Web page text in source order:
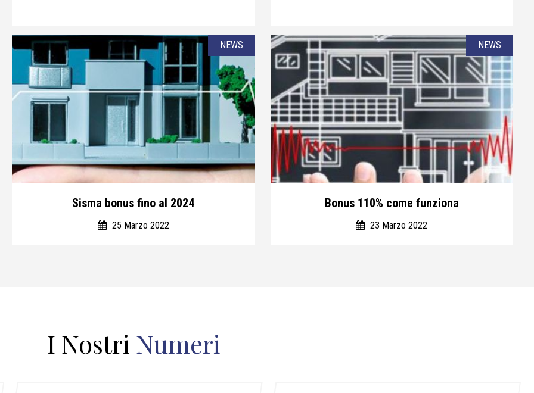
NEWS
Sisma bonus fino al 2024
25 Marzo 2022
NEWS
Bonus 110% come funziona
23 Marzo 2022
I Nostri Numeri